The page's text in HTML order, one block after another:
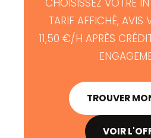
TARIF AFFICHÉ, AVIS
11,50 €/H APRÈS
TROUVER
VOIR